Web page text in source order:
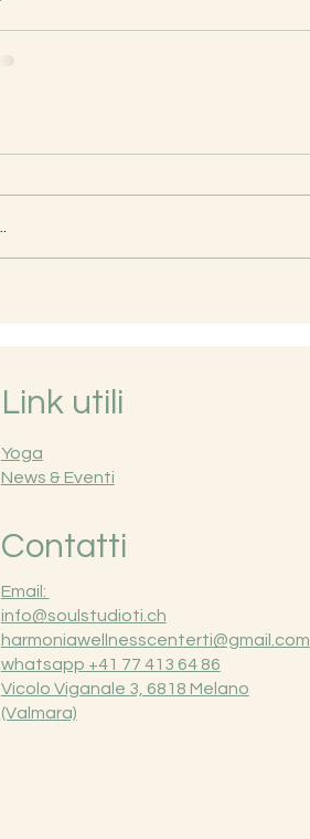
Link utili
Yoga
News & Eventi
Contatti
Email:
info@soulstudioti.ch
harmoniawellnesscenterti@gmail.com
whatsapp +41 77 413 64 86
Vicolo Viganale 3, 6818 Melano
(Valmara)